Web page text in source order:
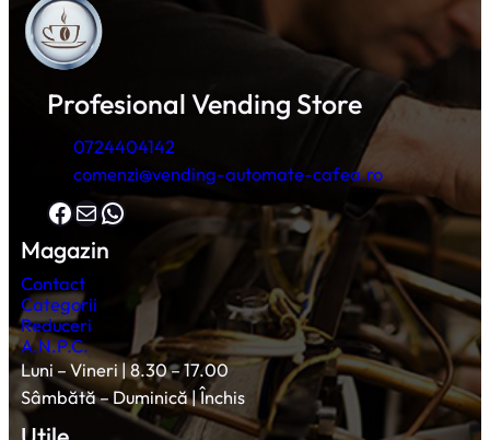
Profesional Vending Store
0724404142
comenzi@vending-automate-cafea.ro
Facebook Mail WhatsApp
Magazin
Contact
Categorii
Reduceri
A.N.P.C.
Luni – Vineri | 8.30 – 17.00
Sâmbătă – Duminică | Închis